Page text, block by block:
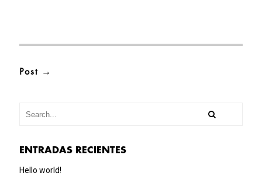
ENTRADAS RECIENTES
Hello world!